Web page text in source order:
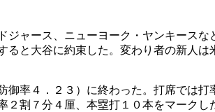
ャース、ニューヨーク・ヤンキース
と大谷に約束した。変わり者の新人は
率４．２３）に終わった。打席では
割７分４厘、本塁打１０本をマーク